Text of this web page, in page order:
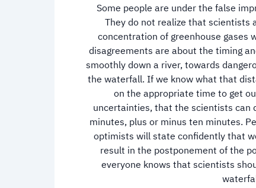
Some people are under the false
They do not realize that
concentration of greenhouse gases
disagreements are about the timing
smoothly down a river, towards
the waterfall. If we know what that
on the appropriate time to get
uncertainties, that the scientists
minutes, plus or minus ten minutes.
optimists will state confidently that
result in the postponement of the
everyone knows that scientists